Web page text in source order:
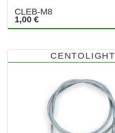
CLEB-M8
1,00 €
CENTOLIGHT